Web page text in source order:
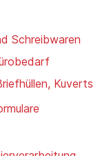
Schreibwaren
Kuverts